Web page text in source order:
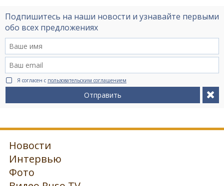
Подпишитесь на наши новости и узнавайте первыми
обо всех предложениях
Я согласен с пользовательским соглашением
Отправить
Новости
Интервью
Фото